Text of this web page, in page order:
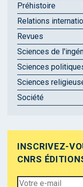
Préhistoire
Relations
Revues
Sciences de
Sciences
Sciences
Société
INSCRIVEZ-
CNRS